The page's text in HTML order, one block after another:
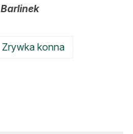
Zrywka konna